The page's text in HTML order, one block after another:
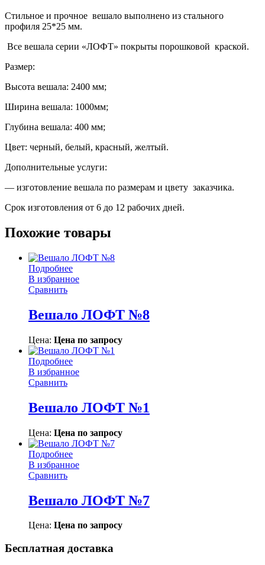
Стильное и прочное вешало выполнено из стального
профиля 25*25 мм.
Все вешала серии «ЛОФТ» покрыты порошковой краской.
Размер:
Высота вешала: 2400 мм;
Ширина вешала: 1000мм;
Глубина вешала: 400 мм;
Цвет: черный, белый, красный, желтый.
Дополнительные услуги:
— изготовление вешала по размерам и цвету заказчика.
Срок изготовления от 6 до 12 рабочих дней.
Похожие товары
Подробнее
В избранное
Сравнить
Вешало ЛОФТ №8
Цена: Цена по запросу
Подробнее
В избранное
Сравнить
Вешало ЛОФТ №1
Цена: Цена по запросу
Подробнее
В избранное
Сравнить
Вешало ЛОФТ №7
Цена: Цена по запросу
Бесплатная доставка